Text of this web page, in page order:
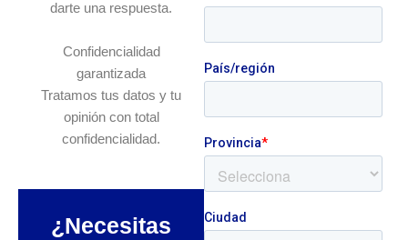
darte una respuesta.
Confidencialidad
garantizada
Tratamos tus datos y tu
opinión con total
confidencialidad.
¿Necesitas